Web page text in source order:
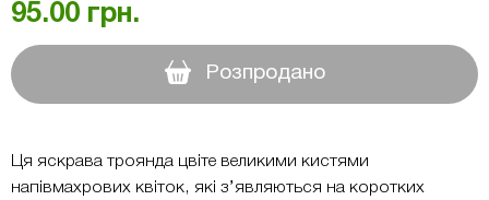
95.00 грн.
Розпродано
Ця яскрава троянда цвіте великими кистями
напівмахрових квіток, які з’являються на коротких